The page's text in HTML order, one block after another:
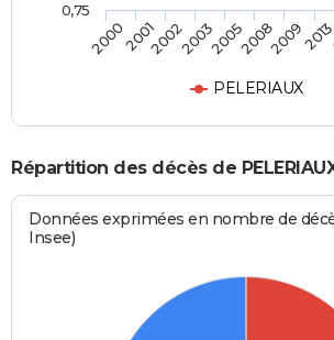
PELERIAUX
2000200120022003200520082009
0,75
Répartition des décès de
Données exprimées en nombre de
Insee)